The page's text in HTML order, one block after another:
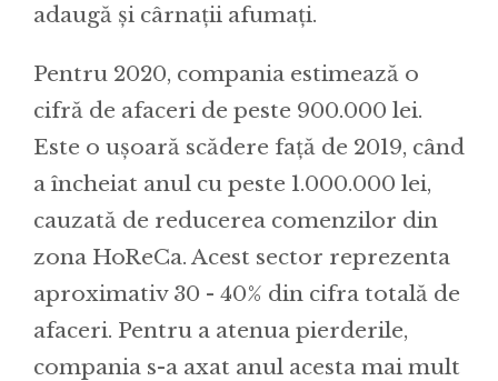
adaugă și cârnații afumați.
Pentru 2020, compania estimează o
cifră de afaceri de peste 900.000 lei.
Este o ușoară scădere față de 2019, când
a încheiat anul cu peste 1.000.000 lei,
cauzată de reducerea comenzilor din
zona HoReCa. Acest sector reprezenta
aproximativ 30 - 40% din cifra totală de
afaceri. Pentru a atenua pierderile,
compania s-a axat anul acesta mai mult